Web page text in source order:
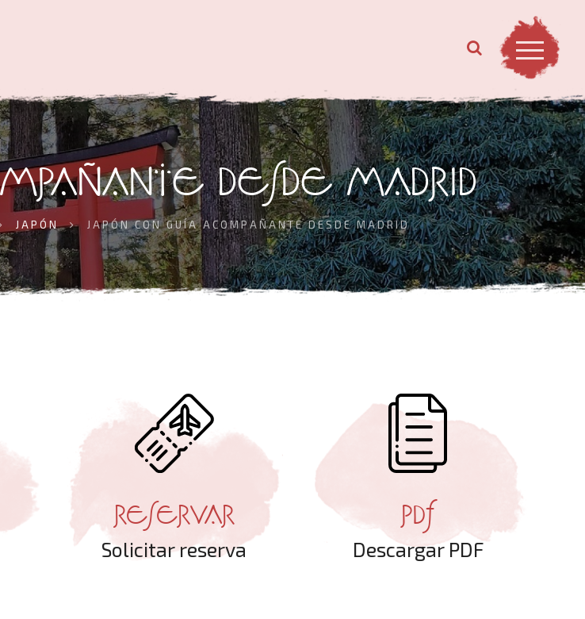
DESDE MADRID
JAPÓN JAPÓN CON GUÍA ACOMPAÑANTE DESDE MADRID
RESERVAR
Solicitar reserva
PDF
Descargar PDF